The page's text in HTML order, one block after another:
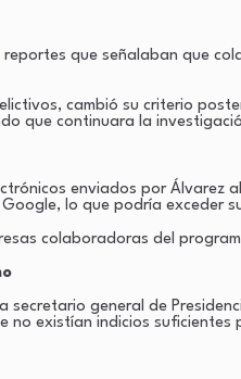
que señalaban que
cambió su criterio
que continuara la
enviados por Álvarez
lo que podría exceder
colaboradoras del
general de
no existían indicios suficientes